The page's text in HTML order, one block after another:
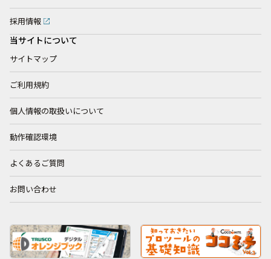
採用情報
当サイトについて
サイトマップ
ご利用規約
個人情報の取扱いについて
動作確認環境
よくあるご質問
お問い合わせ